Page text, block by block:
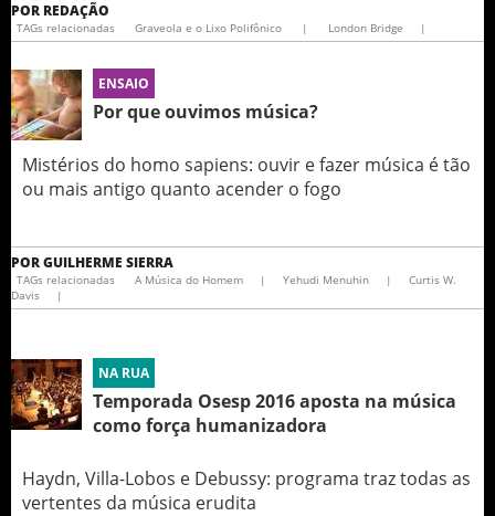
POR REDAÇÃO
TAGs relacionadas Graveola e o Lixo Polifônico | London Bridge |
ENSAIO
Por que ouvimos música?
Mistérios do homo sapiens: ouvir e fazer música é tão
ou mais antigo quanto acender o fogo
PORGUILHERME SIERRA
TAGs relacionadas A Música do Homem | Yehudi Menuhin |
Curtis W.
Davis
|
NA RUA
Temporada Osesp 2016 aposta na música
como força humanizadora
Haydn, Villa-Lobos e Debussy: programa traz todas as
vertentes da música erudita